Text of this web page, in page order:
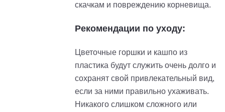
скачкам и повреждению корневища.
Рекомендации по уходу:
Цветочные горшки и кашпо из
пластика будут служить очень долго и
сохранят свой привлекательный вид,
если за ними правильно ухаживать.
Никакого слишком сложного или